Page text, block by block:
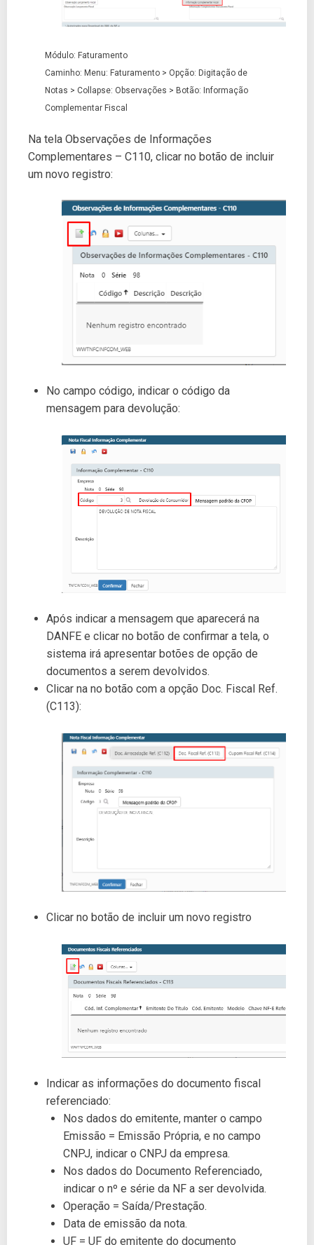
Módulo: Faturamento
Caminho: Menu: Faturamento > Opção: Digitação de
Notas > Collapse: Observações > Botão: Informação
Complementar Fiscal
Na tela Observações de Informações
Complementares – C110, clicar no botão de incluir
um novo registro:
No campo código, indicar o código da
mensagem para devolução:
Após indicar a mensagem que aparecerá na
DANFE e clicar no botão de confirmar a tela, o
sistema irá apresentar botões de opção de
documentos a serem devolvidos.
Clicar na no botão com a opção Doc. Fiscal Ref.
(C113):
Clicar no botão de incluir um novo registro
Indicar as informações do documento fiscal
referenciado:
Nos dados do emitente, manter o campo
Emissão = Emissão Própria, e no campo
CNPJ, indicar o CNPJ da empresa.
Nos dados do Documento Referenciado,
indicar o nº e série da NF a ser devolvida.
Operação = Saída/Prestação.
Data de emissão da nota.
UF = UF do emitente do documento